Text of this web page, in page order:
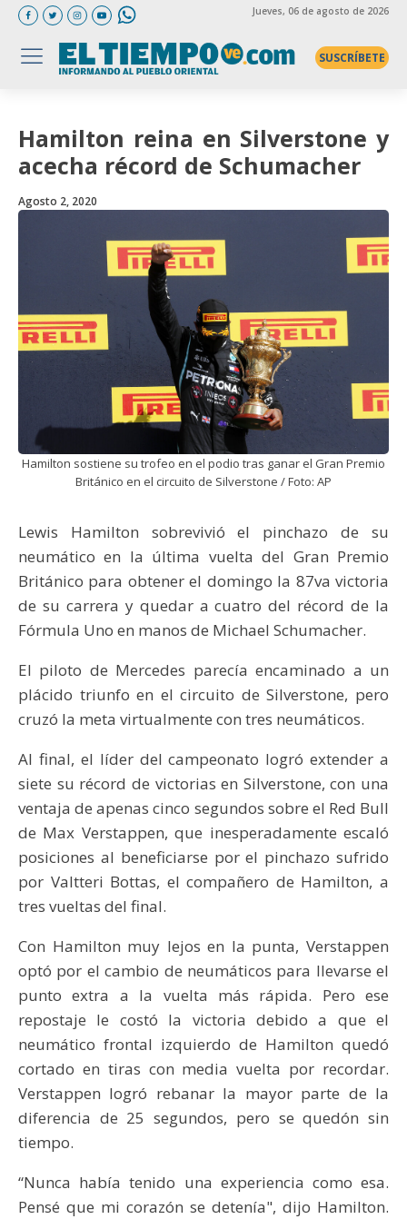
Jueves, 06 de agosto de 2026
SUSCRÍBETE
Hamilton reina en Silverstone y
acecha récord de Schumacher
Agosto 2, 2020
Hamilton sostiene su trofeo en el podio tras ganar el Gran Premio
Británico en el circuito de Silverstone / Foto: AP
Lewis Hamilton sobrevivió el pinchazo de su
neumático en la última vuelta del Gran Premio
Británico para obtener el domingo la 87va victoria
de su carrera y quedar a cuatro del récord de la
Fórmula Uno en manos de Michael Schumacher.
El piloto de Mercedes parecía encaminado a un
plácido triunfo en el circuito de Silverstone, pero
cruzó la meta virtualmente con tres neumáticos.
Al final, el líder del campeonato logró extender a
siete su récord de victorias en Silverstone, con una
ventaja de apenas cinco segundos sobre el Red Bull
de Max Verstappen, que inesperadamente escaló
posiciones al beneficiarse por el pinchazo sufrido
por Valtteri Bottas, el compañero de Hamilton, a
tres vueltas del final.
Con Hamilton muy lejos en la punta, Verstappen
optó por el cambio de neumáticos para llevarse el
punto extra a la vuelta más rápida. Pero ese
repostaje le costó la victoria debido a que el
neumático frontal izquierdo de Hamilton quedó
cortado en tiras con media vuelta por recordar.
Verstappen logró rebanar la mayor parte de la
diferencia de 25 segundos, pero se quedón sin
tiempo.
“Nunca había tenido una experiencia como esa.
Pensé que mi corazón se detenía", dijo Hamilton.